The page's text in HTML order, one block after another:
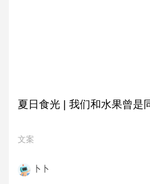
夏日食光 | 我们和水果曾是
文案
卜卜